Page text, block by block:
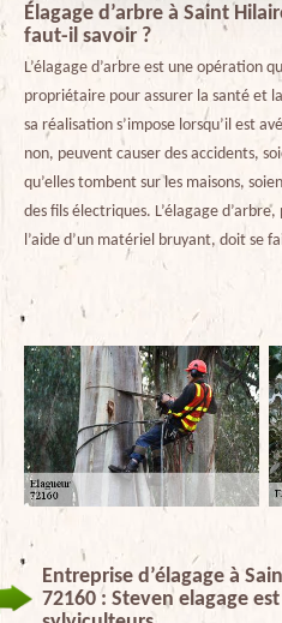
Élagage d’arbre à Saint
faut-il savoir ?
L’élagage d’arbre est une opération
propriétaire pour assurer la santé et
sa réalisation s’impose lorsqu’il est
non, peuvent causer des accidents,
qu’elles tombent sur les maisons,
des fils électriques. L’élagage
l’aide d’un matériel bruyant, doit se
Entreprise d’élagage à
72160 : Steven elagage